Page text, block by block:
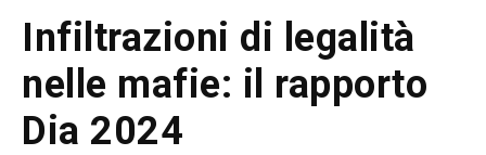
Infiltrazioni di legalità
nelle mafie: il rapporto
Dia 2024